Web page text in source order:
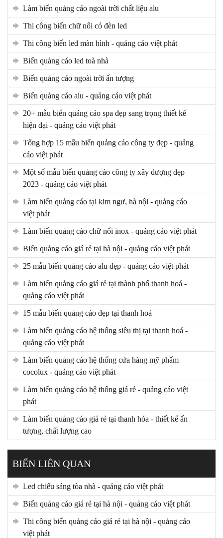
làm biển quảng cáo ngoài trời chất liệu alu
thi công biển chữ nổi có đèn led
thi công biển led màn hình - quảng cáo việt phát
biển quảng cáo led toà nhà
biển quảng cáo ngoài trời ấn tượng
biển quảng cáo alu - quảng cáo việt phát
20+ mẫu biển quảng cáo spa đẹp sang trọng thiết kế
hiện đại - quảng cáo việt phát
tổng hợp 15 mẫu biển quảng cáo công ty đẹp - quảng
cáo việt phát
một số mẫu biển quảng cáo công ty xây dượng dẹp
2023 - quảng cáo việt phát
làm biển quảng cáo tại kim ngư, hà nội - quảng cáo
việt phát
làm biển quảng cáo chữ nổi inox - quảng cáo việt phát
biển quảng cáo giá rẻ tại hà nội - quảng cáo việt phát
25 mẫu biển quảng cáo alu đẹp - quảng cáo việt phát
làm biển quảng cáo giá rẻ tại thành phố thanh hoá -
quảng cáo việt phát
15 mẫu biển quảng cáo đẹp tại thanh hoá
làm biển quảng cáo hệ thống siêu thị tại thanh hoá -
quảng cáo việt phát
làm biển quảng cáo hệ thống cửa hàng mỹ phẩm
cocolux - quảng cáo việt phát
làm biển quảng cáo hệ thống giá rẻ - quảng cáo việt
phát
làm biển quảng cáo giá rẻ tại thanh hóa - thiết kế ấn
tượng, chất lượng cao
BIỂN LIÊN QUAN
led chiếu sáng tòa nhà - quảng cáo việt phát
biển quảng cáo giá rẻ tại hà nội - quảng cáo việt phát
thi công biển quảng cáo giá rẻ tại hà nội - quảng cáo
việt phát